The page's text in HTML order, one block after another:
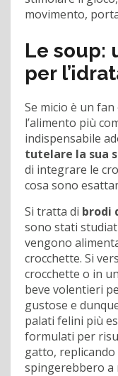
movimento,
Le soup:
per
Se micio è un
l’alimento più
indispensabile
tutelare la sua
di integrare le
cosa sono
Si tratta di brodi
sono stati
vengono
crocchette. Si
crocchette o in
beve volentieri
gustose e
palati felini più
formulati per
gatto,
spingerebbero a